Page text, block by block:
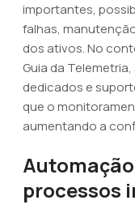
importantes,
falhas,
dos ativos. No
Guia da
dedicados e
que o
aumentando a
processos